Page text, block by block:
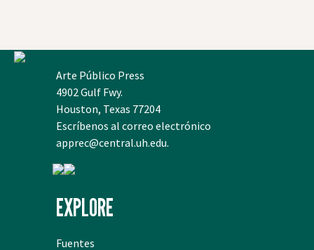
Arte Público Press
4902 Gulf Fwy.
Houston, Texas 77204
Escríbenos al correo electrónico
apprec@central.uh.edu.
EXPLORE
Fuentes